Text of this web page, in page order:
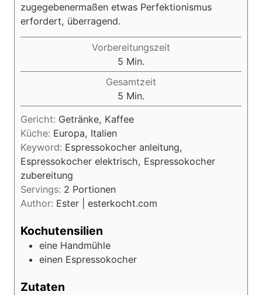
zugegebenermaßen etwas Perfektionismus
erfordert, überragend.
Vorbereitungszeit
5 M
i
n
u
t
n
Min.
Gesamtzeit
5 M
i
n
t
e
Min.
Gericht: Getränke, Kaffee
Küche: Europa, Italien
Keyword: Espressokocher anleitung,
Espressokocher elektrisch, Espressokocher
zubereitung
Servings: 2 Portionen
Author: Ester | esterkocht.com
Kochutensilien
eine Handmühle
einen Espressokocher
Zutaten